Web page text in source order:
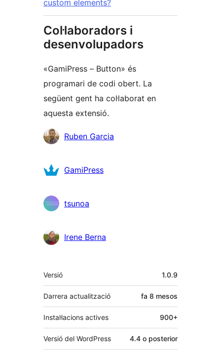
custom elements?
Col·laboradors i
desenvolupadors
«GamiPress – Button» és
programari de codi obert. La
següent gent ha col·laborat en
aquesta extensió.
Col·laboradors
Ruben Garcia
GamiPress
tsunoa
Irene Berna
Meta
Versió 1.0.9
Darrera actualització fa 8 mesos
Instal·lacions actives 900+
Versió del WordPress 4.4 o posterior